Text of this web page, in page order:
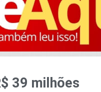
39 milhões